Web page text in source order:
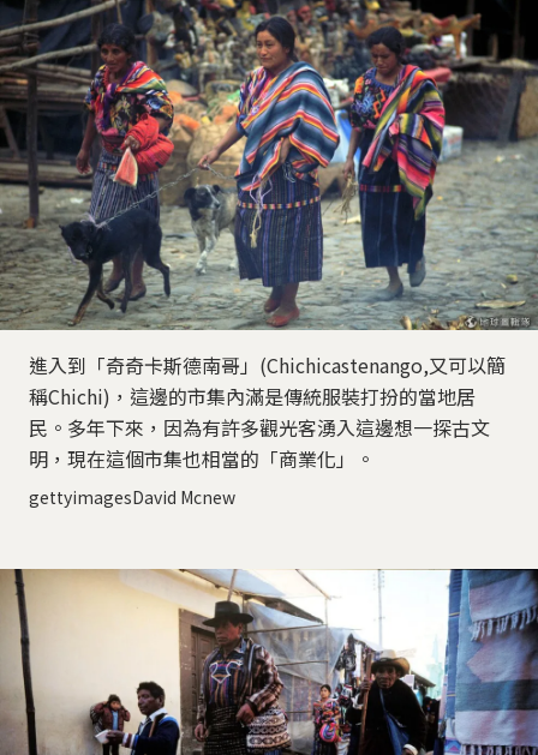
進入到「奇奇卡斯德南哥」(Chichicastenango,又可以簡
稱Chichi)，這邊的市集內滿是傳統服裝打扮的當地居
民。多年下來，因為有許多觀光客湧入這邊想一探古文
明，現在這個市集也相當的「商業化」。
gettyimagesDavid Mcnew